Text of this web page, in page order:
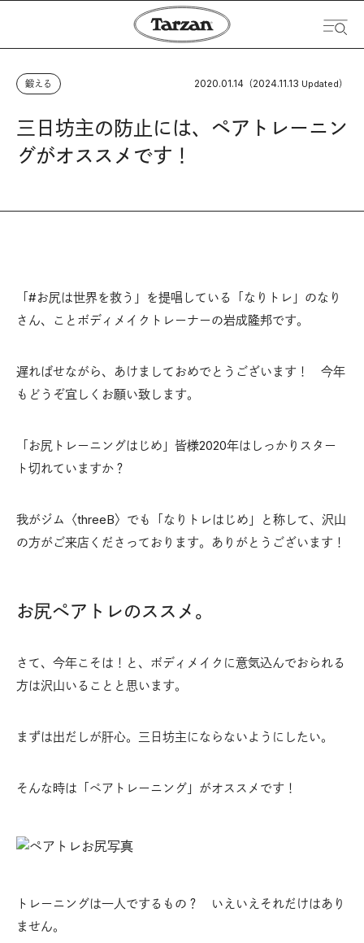
鍛える 2020.01.14 （2024.11.13 Updated）
三日坊主の防止には、ペアトレーニン
グがオススメです！
「#お尻は世界を救う」を提唱している「なりトレ」のなり
さん、ことボディメイクトレーナーの岩成隆邦です。
遅ればせながら、あけましておめでとうございます！ 今年
もどうぞ宜しくお願い致します。
「お尻トレーニングはじめ」皆様2020年はしっかりスター
ト切れていますか？
我がジム〈threeB〉でも「なりトレはじめ」と称して、沢山
の方がご来店くださっております。ありがとうございます！
お尻ペアトレのススメ。
さて、今年こそは！と、ボディメイクに意気込んでおられる
方は沢山いることと思います。
まずは出だしが肝心。三日坊主にならないようにしたい。
そんな時は「ペアトレーニング」がオススメです！
トレーニングは一人でするもの？ いえいえそれだけはあり
ません。